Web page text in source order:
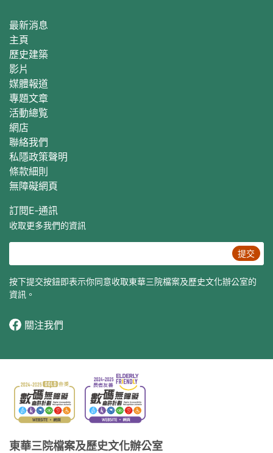
最新消息
主頁
歷史建築
影片
媒體報道
專題文章
活動總覧
網店
聯絡我們
私隱政策聲明
條款細則
無障礙網頁
訂閱E‐通訊
收取更多我們的資訊
提交
按下提交按鈕即表示你同意收取東華三院檔案及歷史文化辦公室的
資訊。
關注我們
東華三院檔案及歷史文化辦公室